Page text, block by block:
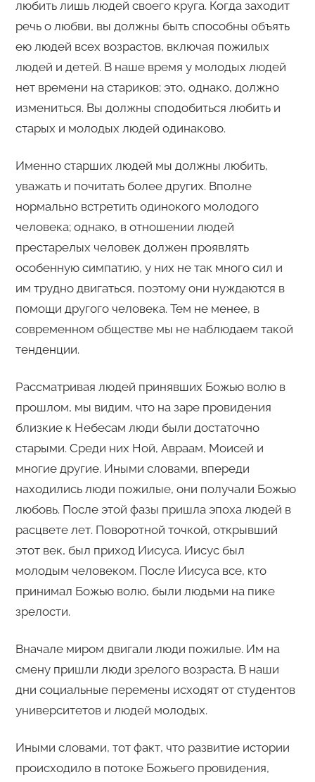
любить лишь людей своего круга. Когда заходит
речь о любви, вы должны быть способны объять
ею людей всех возрастов, включая пожилых
людей и детей. В наше время у молодых людей
нет времени на стариков; это, однако, должно
измениться. Вы должны сподобиться любить и
старых и молодых людей одинаково.
Именно старших людей мы должны любить,
уважать и почитать более других. Вполне
нормально встретить одинокого молодого
человека; однако, в отношении людей
престарелых человек должен проявлять
особенную симпатию, у них не так много сил и
им трудно двигаться, поэтому они нуждаются в
помощи другого человека. Тем не менее, в
современном обществе мы не наблюдаем такой
тенденции.
Рассматривая людей принявших Божью волю в
прошлом, мы видим, что на заре провидения
близкие к Небесам люди были достаточно
старыми. Среди них Ной, Авраам, Моисей и
многие другие. Иными словами, впереди
находились люди пожилые, они получали Божью
любовь. После этой фазы пришла эпоха людей в
расцвете лет. Поворотной точкой, открывший
этот век, был приход Иисуса. Иисус был
молодым человеком. После Иисуса все, кто
принимал Божью волю, были людьми на пике
зрелости.
Вначале миром двигали люди пожилые. Им на
смену пришли люди зрелого возраста. В наши
дни социальные перемены исходят от студентов
университетов и людей молодых.
Иными словами, тот факт, что развитие истории
происходило в потоке Божьего провидения,